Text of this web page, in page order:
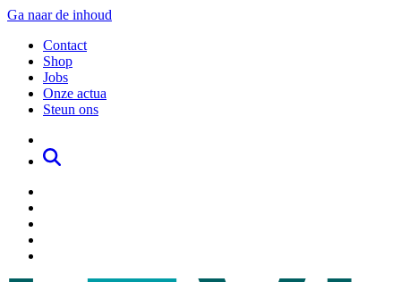
Ga naar de inhoud
Contact
Shop
Jobs
Onze actua
Steun ons